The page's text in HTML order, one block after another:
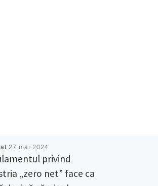
27 mai 2024
privind
„zero net” face ca